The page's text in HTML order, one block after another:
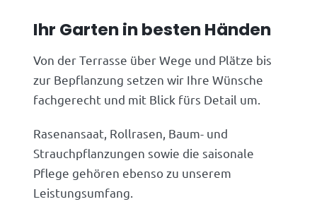
Ihr Garten in besten Händen
Von der Terrasse über Wege und Plätze bis
zur Bepflanzung setzen wir Ihre Wünsche
fachgerecht und mit Blick fürs Detail um.
Rasenansaat, Rollrasen, Baum- und
Strauchpflanzungen sowie die saisonale
Pflege gehören ebenso zu unserem
Leistungsumfang.